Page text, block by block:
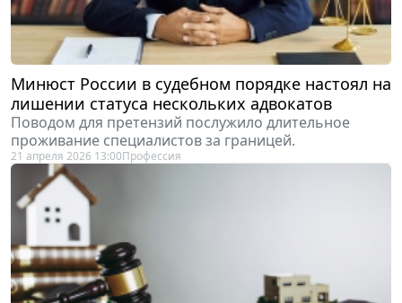
Минюст России в судебном порядке настоял на
лишении статуса нескольких адвокатов
Поводом для претензий послужило длительное
проживание специалистов за границей.
21 апреля 2026 13:00Профессия